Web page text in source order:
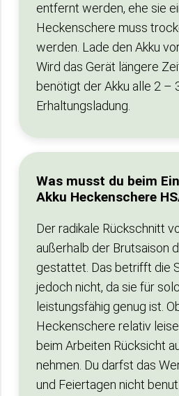
entfernt werden, ehe sie
Heckenschere muss
werden. Lade den Akku
Wird das Gerät längere
benötigt der Akku alle 2 –
Erhaltungsladung.
Was musst du beim
Akku Heckenschere
Der radikale Rückschnitt
außerhalb der Brutsaison
gestattet. Das betrifft die
jedoch nicht, da sie für
leistungsfähig genug ist.
Heckenschere relativ
beim Arbeiten Rücksicht
nehmen. Du darfst das
und Feiertagen nicht